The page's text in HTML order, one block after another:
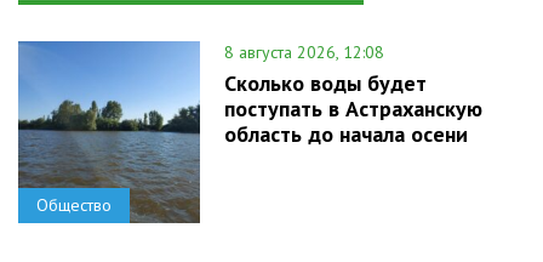
Общество
8 августа 2026, 12:08
Сколько воды будет
поступать в Астраханскую
область до начала осени